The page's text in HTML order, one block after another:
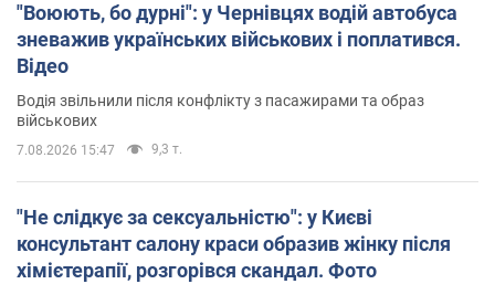
"Воюють, бо дурні": у Чернівцях водій автобуса
зневажив українських військових і поплатився.
Відео
Водія звільнили після конфлікту з пасажирами та образ
військових
7.08.2026 15:47 9,3 т.
"Не слідкує за сексуальністю": у Києві
консультант салону краси образив жінку після
хімієтерапії, розгорівся скандал. Фото